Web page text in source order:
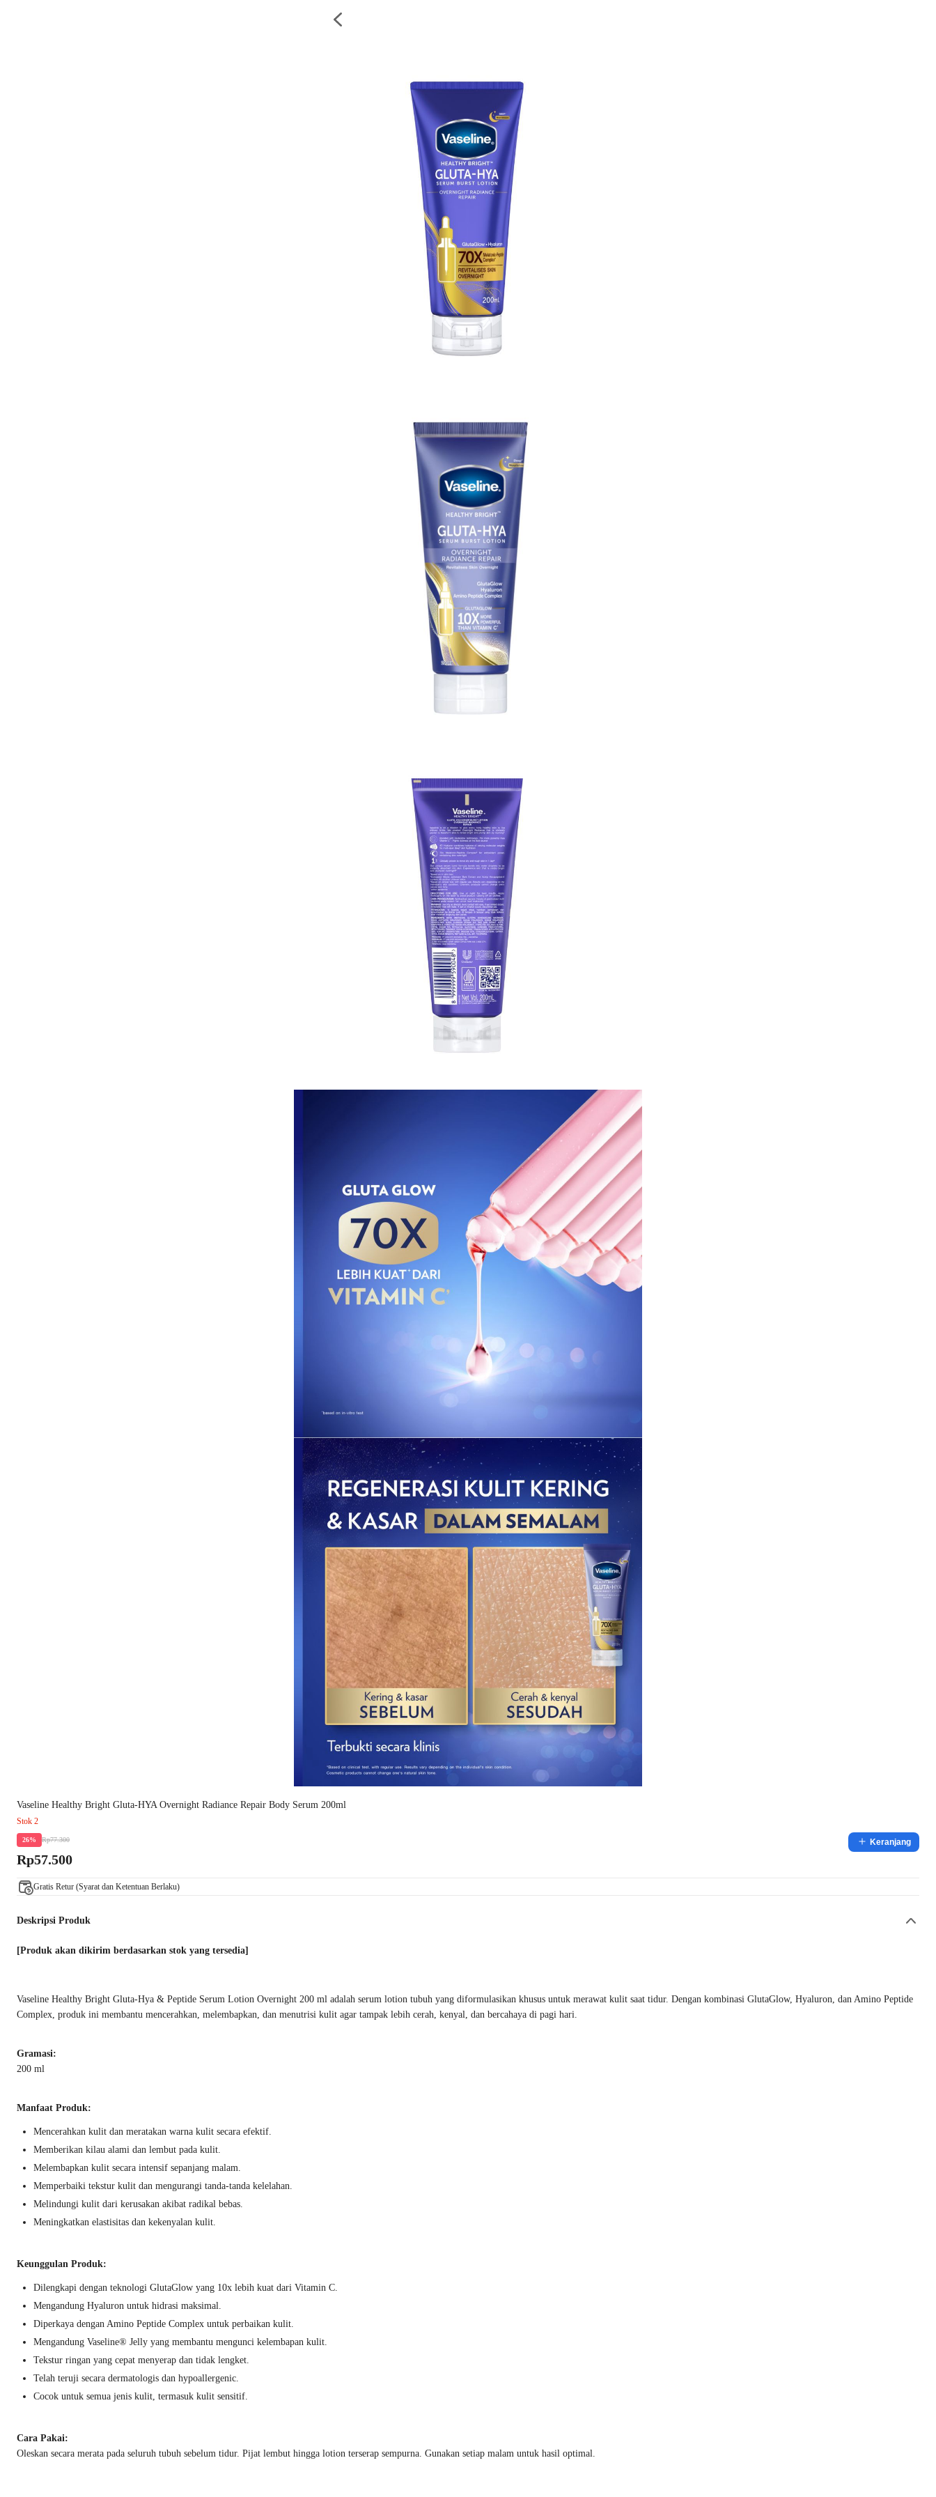
Vaseline Healthy Bright Gluta-HYA Overnight Radiance Repair Body Serum 200ml
Stok 2
26% Rp77.300
Rp57.500
Keranjang
Gratis Retur (Syarat dan Ketentuan Berlaku)
Deskripsi Produk
[Produk akan dikirim berdasarkan stok yang tersedia]
Vaseline Healthy Bright Gluta-Hya & Peptide Serum Lotion Overnight 200 ml adalah serum lotion tubuh yang diformulasikan khusus untuk merawat kulit saat tidur. Dengan kombinasi GlutaGlow, Hyaluron, dan Amino Peptide
Complex, produk ini membantu mencerahkan, melembapkan, dan menutrisi kulit agar tampak lebih cerah, kenyal, dan bercahaya di pagi hari.
Gramasi:
200 ml
Manfaat Produk:
Mencerahkan kulit dan meratakan warna kulit secara efektif.
Memberikan kilau alami dan lembut pada kulit.
Melembapkan kulit secara intensif sepanjang malam.
Memperbaiki tekstur kulit dan mengurangi tanda-tanda kelelahan.
Melindungi kulit dari kerusakan akibat radikal bebas.
Meningkatkan elastisitas dan kekenyalan kulit.
Keunggulan Produk:
Dilengkapi dengan teknologi GlutaGlow yang 10x lebih kuat dari Vitamin C.
Mengandung Hyaluron untuk hidrasi maksimal.
Diperkaya dengan Amino Peptide Complex untuk perbaikan kulit.
Mengandung Vaseline® Jelly yang membantu mengunci kelembapan kulit.
Tekstur ringan yang cepat menyerap dan tidak lengket.
Telah teruji secara dermatologis dan hypoallergenic.
Cocok untuk semua jenis kulit, termasuk kulit sensitif.
Cara Pakai:
Oleskan secara merata pada seluruh tubuh sebelum tidur. Pijat lembut hingga lotion terserap sempurna. Gunakan setiap malam untuk hasil optimal.